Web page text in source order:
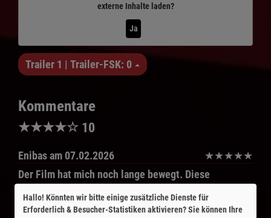
externe Inhalte laden?
Ja
Trailer 1 | Trailer-FSK: 0
Kommentare
★★★★☆ 10
Enibasam 07.02.2026 ★★★★★
Der Film hat mich noch lange bewegt. Diese
treffen. Anke Engelke konnte ich mir in solch einer
Hallo! Könnten wir bitte einige zusätzliche Dienste für
Erforderlich & Besucher-Statistikenaktivieren? Sie können Ihre